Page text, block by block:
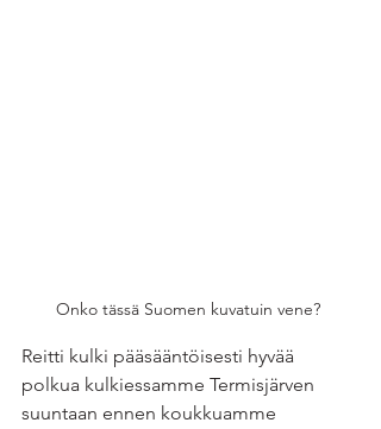
Onko tässä Suomen kuvatuin vene?
Reitti kulki pääsääntöisesti hyvää
polkua kulkiessamme Termisjärven
suuntaan ennen koukkuamme